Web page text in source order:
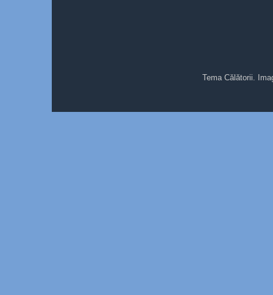
Tema Călătorii.